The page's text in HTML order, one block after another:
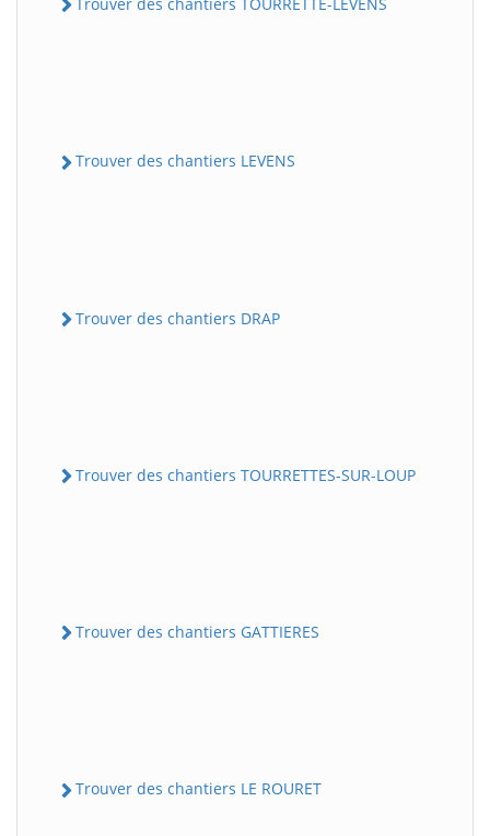
Trouver des chantiers LEVENS
Trouver des chantiers DRAP
Trouver des chantiers TOURRETTES-SUR-LOUP
Trouver des chantiers GATTIERES
Trouver des chantiers LE ROURET